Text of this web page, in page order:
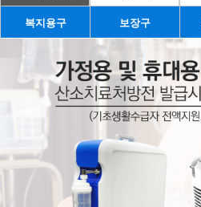
복지용구 보장구